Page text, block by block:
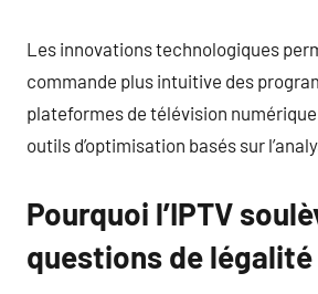
Les innovations technologiques
commande plus intuitive des
plateformes de télévision
outils d’optimisation basés sur
Pourquoi l’IPTV
questions de légalité